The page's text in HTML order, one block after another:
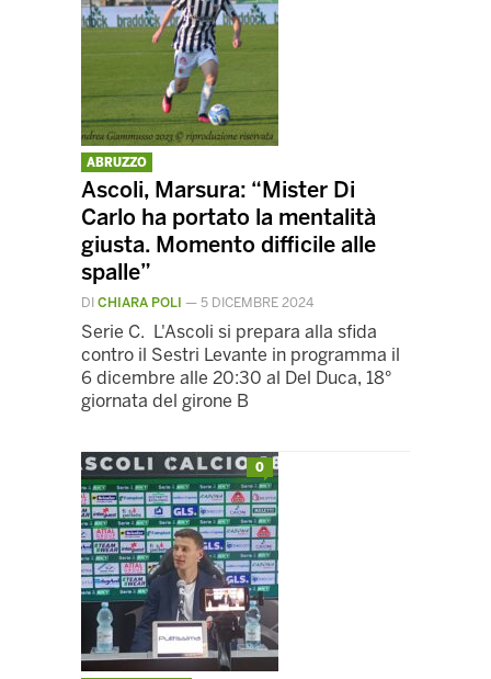
ABRUZZO
Ascoli, Marsura: “Mister Di
Carlo ha portato la mentalità
giusta. Momento difficile alle
spalle”
DI CHIARA POLI — 5 DICEMBRE 2024
Serie C. L'Ascoli si prepara alla sfida
contro il Sestri Levante in programma il
6 dicembre alle 20:30 al Del Duca, 18°
giornata del girone B
0